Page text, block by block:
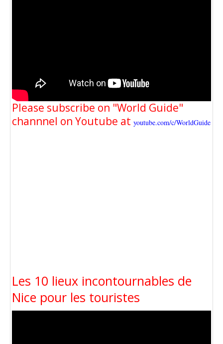
Please subscribe on "World Guide"
channnel on Youtube at youtube.com/c/WorldGuide
Les 10 lieux incontournables de
Nice pour les touristes